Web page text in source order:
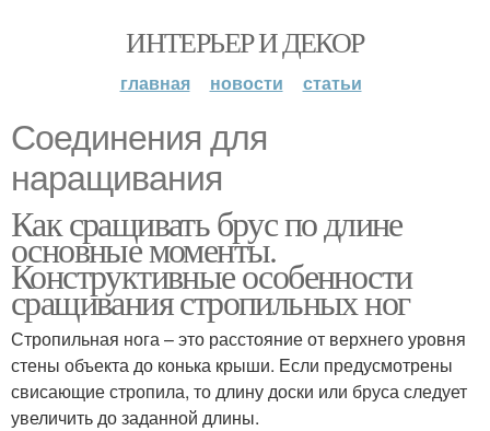
ИНТЕРЬЕР И ДЕКОР
главная новости статьи
Соединения для
наращивания
Как сращивать брус по длине
основные моменты.
Конструктивные особенности
сращивания стропильных ног
Стропильная нога – это расстояние от верхнего уровня
стены объекта до конька крыши. Если предусмотрены
свисающие стропила, то длину доски или бруса следует
увеличить до заданной длины.